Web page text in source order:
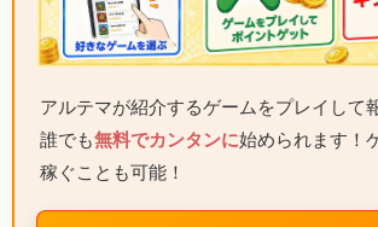
アルテマが紹介するゲームをプレイして
誰でも無料でカンタンに始められます！
稼ぐことも可能！